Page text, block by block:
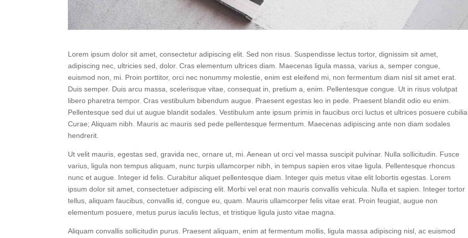
Lorem ipsum dolor sit amet, consectetur adipiscing elit. Sed non risus. Suspendisse lectus tortor, dignissim sit amet,
adipiscing nec, ultricies sed, dolor. Cras elementum ultrices diam. Maecenas ligula massa, varius a, semper congue,
euismod non, mi. Proin porttitor, orci nec nonummy molestie, enim est eleifend mi, non fermentum diam nisl sit amet erat.
Duis semper. Duis arcu massa, scelerisque vitae, consequat in, pretium a, enim. Pellentesque congue. Ut in risus volutpat
libero pharetra tempor. Cras vestibulum bibendum augue. Praesent egestas leo in pede. Praesent blandit odio eu enim.
Pellentesque sed dui ut augue blandit sodales. Vestibulum ante ipsum primis in faucibus orci luctus et ultrices posuere cubilia
Curae; Aliquam nibh. Mauris ac mauris sed pede pellentesque fermentum. Maecenas adipiscing ante non diam sodales
hendrerit.
Ut velit mauris, egestas sed, gravida nec, ornare ut, mi. Aenean ut orci vel massa suscipit pulvinar. Nulla sollicitudin. Fusce
varius, ligula non tempus aliquam, nunc turpis ullamcorper nibh, in tempus sapien eros vitae ligula. Pellentesque rhoncus
nunc et augue. Integer id felis. Curabitur aliquet pellentesque diam. Integer quis metus vitae elit lobortis egestas. Lorem
ipsum dolor sit amet, consectetuer adipiscing elit. Morbi vel erat non mauris convallis vehicula. Nulla et sapien. Integer tortor
tellus, aliquam faucibus, convallis id, congue eu, quam. Mauris ullamcorper felis vitae erat. Proin feugiat, augue non
elementum posuere, metus purus iaculis lectus, et tristique ligula justo vitae magna.
Aliquam convallis sollicitudin purus. Praesent aliquam, enim at fermentum mollis, ligula massa adipiscing nisl, ac euismod